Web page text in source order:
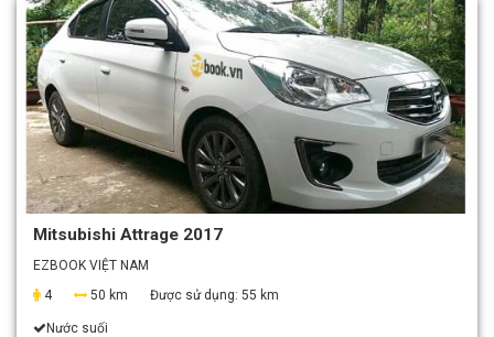
Mitsubishi Attrage 2017
EZBOOK VIỆT NAM
4
50 km Được sử dụng: 55 km
Nước suối